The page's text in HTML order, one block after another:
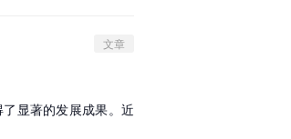
文章
显著的发展成果。近